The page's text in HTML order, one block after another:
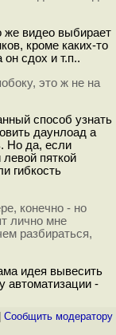
же видео выбирает
кроме каких-то
он сдох и т.п..
это ж не на
способ узнать
даунлоад а
Но да, если
пяткой
гибкость
конечно - но
лично мне
разбираться,
идея вывесить
автоматизации -
Cообщить модератору